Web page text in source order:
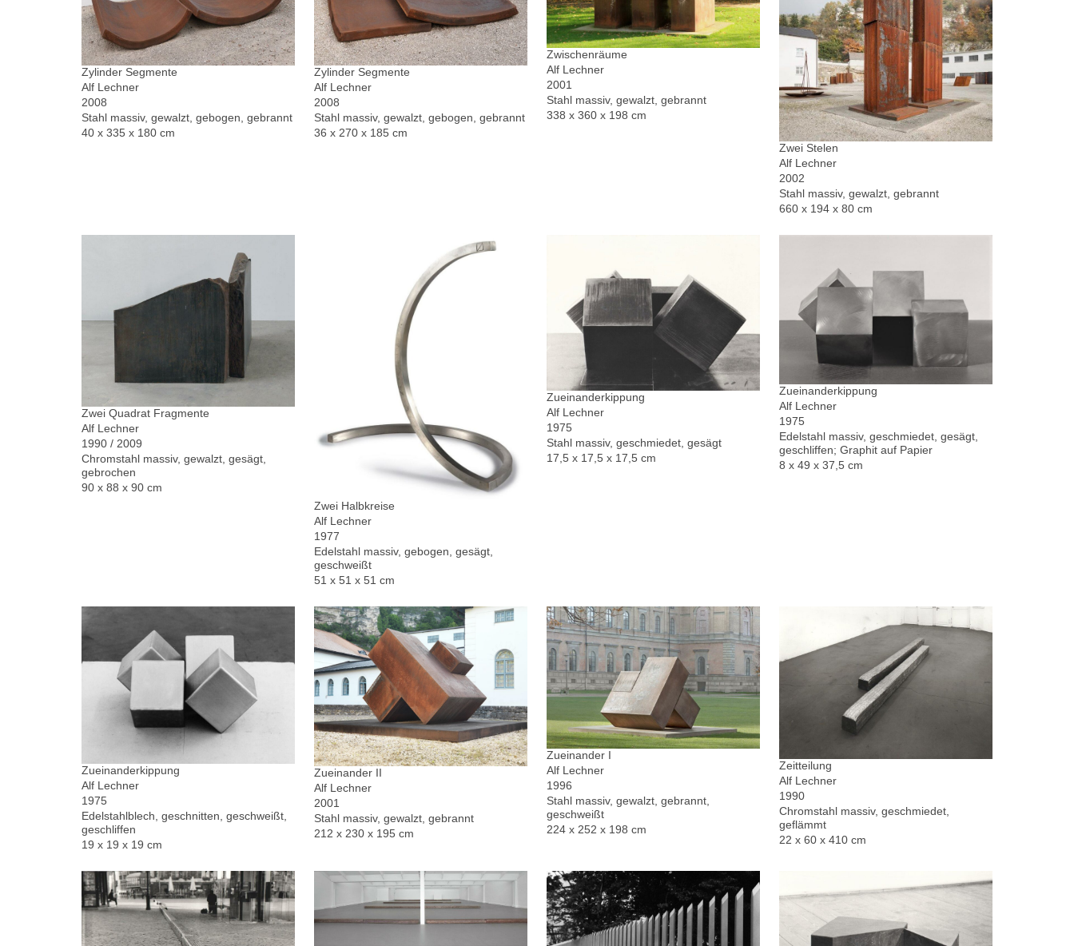
Zylinder Segmente
Alf Lechner
2008
Stahl massiv, gewalzt, gebogen, gebrannt
40 x 335 x 180 cm
Zylinder Segmente
Alf Lechner
2008
Stahl massiv, gewalzt, gebogen, gebrannt
36 x 270 x 185 cm
Zwischenräume
Alf Lechner
2001
Stahl massiv, gewalzt, gebrannt
338 x 360 x 198 cm
Zwei Stelen
Alf Lechner
2002
Stahl massiv, gewalzt, gebrannt
660 x 194 x 80 cm
Zwei Quadrat Fragmente
Alf Lechner
1990 / 2009
Chromstahl massiv, gewalzt, gesägt,
gebrochen
90 x 88 x 90 cm
Zwei Halbkreise
Alf Lechner
1977
Edelstahl massiv, gebogen, gesägt,
geschweißt
51 x 51 x 51 cm
Zueinanderkippung
Alf Lechner
1975
Stahl massiv, geschmiedet, gesägt
17,5 x 17,5 x 17,5 cm
Zueinanderkippung
Alf Lechner
1975
Edelstahl massiv, geschmiedet, gesägt,
geschliffen; Graphit auf Papier
8 x 49 x 37,5 cm
Zueinanderkippung
Alf Lechner
1975
Edelstahlblech, geschnitten, geschweißt,
geschliffen
19 x 19 x 19 cm
Zueinander II
Alf Lechner
2001
Stahl massiv, gewalzt, gebrannt
212 x 230 x 195 cm
Zueinander I
Alf Lechner
1996
Stahl massiv, gewalzt, gebrannt,
geschweißt
224 x 252 x 198 cm
Zeitteilung
Alf Lechner
1990
Chromstahl massiv, geschmiedet,
geflämmt
22 x 60 x 410 cm